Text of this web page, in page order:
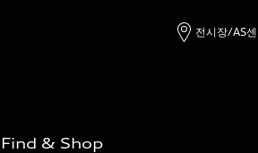
전시장/AS
Find & Shop